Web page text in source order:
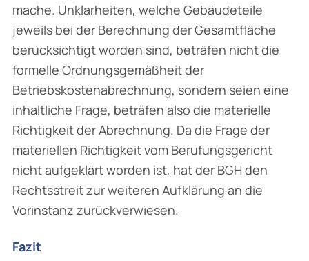
mache. Unklarheiten, welche Gebäudeteile
jeweils bei der Berechnung der Gesamtfläche
berücksichtigt worden sind, beträfen nicht die
formelle Ordnungsgemäßheit der
Betriebskostenabrechnung, sondern seien eine
inhaltliche Frage, beträfen also die materielle
Richtigkeit der Abrechnung. Da die Frage der
materiellen Richtigkeit vom Berufungsgericht
nicht aufgeklärt worden ist, hat der BGH den
Rechtsstreit zur weiteren Aufklärung an die
Vorinstanz zurückverwiesen.
Fazit